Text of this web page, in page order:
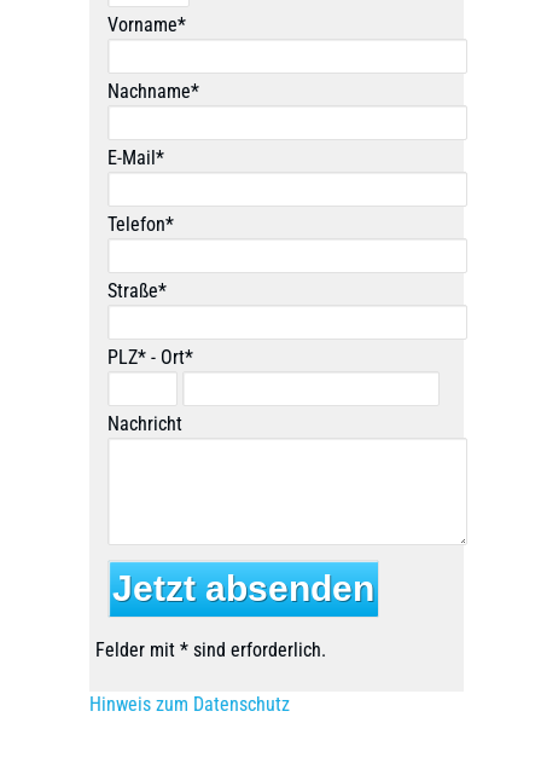
Vorname*
Nachname*
E-Mail*
Telefon*
Straße*
PLZ* - Ort*
Nachricht
Felder mit * sind erforderlich.
Hinweis zum Datenschutz